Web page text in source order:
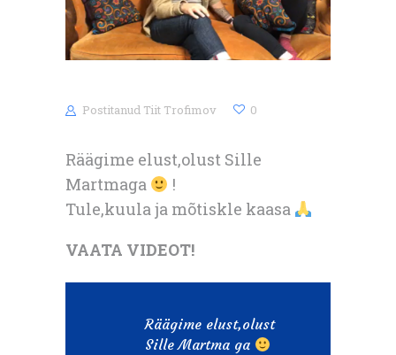
Postitanud Tiit Trofimov 0
Räägime elust,olust Sille
Martmaga
!
Tule,kuula ja mõtiskle kaasa
VAATA VIDEOT!
Räägime elust,olust
Sille Martma ga